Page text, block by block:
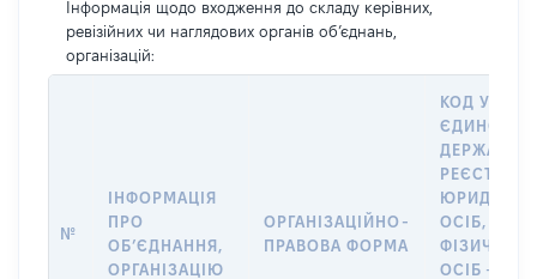
Інформація щодо входження до складу керівних,
ревізійних чи наглядових органів об’єднань,
організацій:
№
ІНФОРМАЦІЯ
ПРО
ОБʼЄДНАННЯ,
ОРГАНІЗАЦІЮ
ОРГАНІЗАЦІЙНО-
ПРАВОВА ФОРМА
КОД У
ЄДИНОМУ
РЕЄСТРІ
ОСІБ,
ФІЗИЧНИХ
ОСІБ –